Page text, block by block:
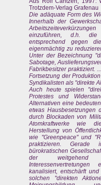
Trotzdem-Verlag Grafenau
Die adäquate Form des
Innerhalb der
einzuführen, d.h. die
entsprechend gegen
eigenmächtig zu
Unter der Bezeichnung
Sabotage,
Fabrikbesitzer praktiziert.
Fortsetzung der
Syndikalisten als "direkte
Auch heute spielen
Protestes und
Alternativen eine
etwas Hausbesetzungen
durch Blockaden von
Atomkraftwerke wie
Herstellung von
wie "Greenpeace" und
praktizieren. Gerade
bürokratischen
der weitgehend
kanalisiert, entschärft
solchen "direkten